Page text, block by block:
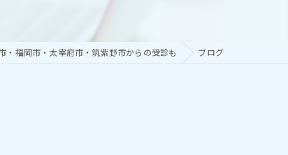
・福岡市・太宰府市・筑紫野市からの受診も ブログ